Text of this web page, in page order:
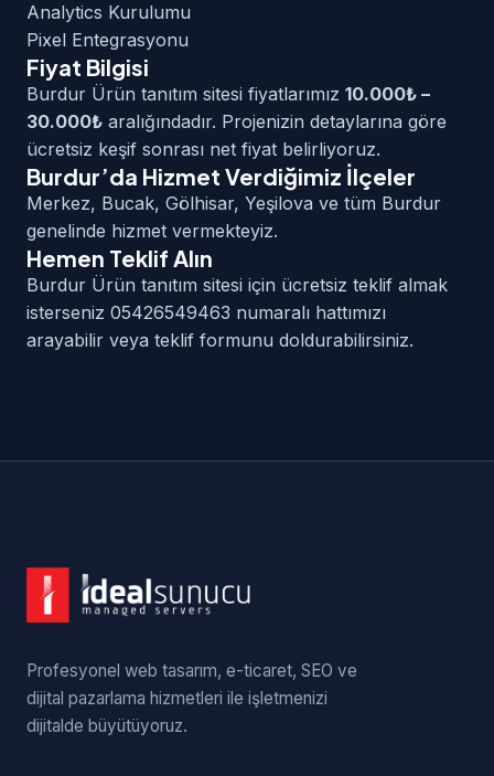
Analytics Kurulumu
Pixel Entegrasyonu
Fiyat Bilgisi
Burdur Ürün tanıtım sitesi fiyatlarımız 10.000₺ –
30.000₺ aralığındadır. Projenizin detaylarına göre
ücretsiz keşif sonrası net fiyat belirliyoruz.
Burdur’da Hizmet Verdiğimiz İlçeler
Merkez, Bucak, Gölhisar, Yeşilova ve tüm Burdur
genelinde hizmet vermekteyiz.
Hemen Teklif Alın
Burdur Ürün tanıtım sitesi için ücretsiz teklif almak
isterseniz 05426549463 numaralı hattımızı
arayabilir veya teklif formunu doldurabilirsiniz.
Profesyonel web tasarım, e-ticaret, SEO ve
dijital pazarlama hizmetleri ile işletmenizi
dijitalde büyütüyoruz.